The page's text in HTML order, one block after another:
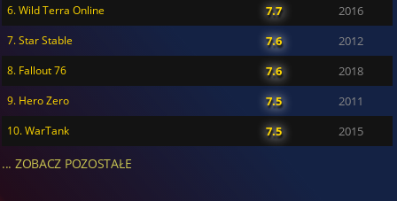
6. Wild Terra Online 7.7 2016
7. Star Stable 7.6 2012
8. Fallout 76 7.6 2018
9. Hero Zero 7.5 2011
10. WarTank 7.5 2015
... ZOBACZ POZOSTAŁE